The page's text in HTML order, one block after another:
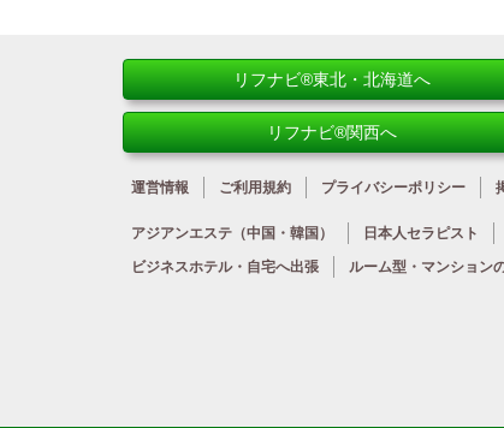
リフナビ®東北・北海道へ
リフナビ®関西へ
運営情報 ご利用規約 プライバシーポリシー
アジアンエステ （中国・韓国） 日本人セラピスト
ビジネスホテル・ 自宅へ出張 ルーム型・ マンション